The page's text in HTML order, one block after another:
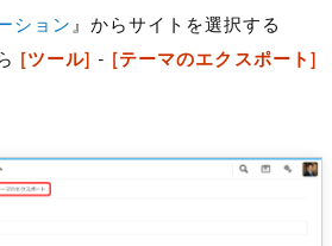
ション 』からサイトを選択する
[ツール] -
[テーマのエクスポート]